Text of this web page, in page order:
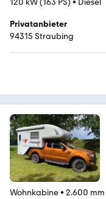
120 kW (163 PS) • Diesel
Privatanbieter
94315 Straubing
Wohnkabine• 2.600 mm